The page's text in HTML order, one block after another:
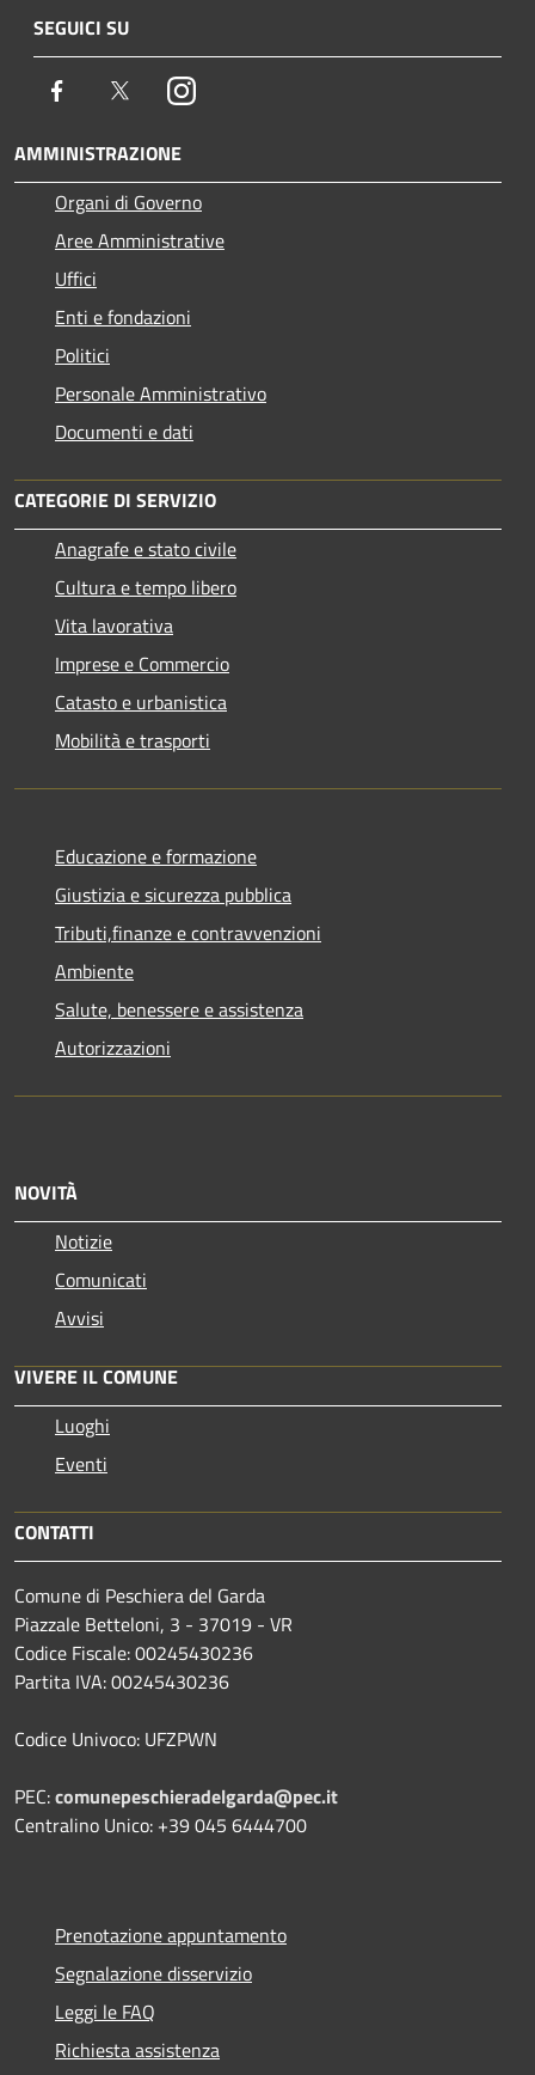
SEGUICI SU
Facebook TwitterInstagram
AMMINISTRAZIONE
Organi di Governo
Aree Amministrative
Uffici
Enti e fondazioni
Politici
Personale Amministrativo
Documenti e dati
CATEGORIE DI SERVIZIO
Anagrafe e stato civile
Cultura e tempo libero
Vita lavorativa
Imprese e Commercio
Catasto e urbanistica
Mobilità e trasporti
Educazione e formazione
Giustizia e sicurezza pubblica
Tributi,finanze e contravvenzioni
Ambiente
Salute, benessere e assistenza
Autorizzazioni
NOVITÀ
Notizie
Comunicati
Avvisi
VIVERE IL COMUNE
Luoghi
Eventi
CONTATTI
Comune di Peschiera del Garda
Piazzale Betteloni, 3 - 37019 - VR
Codice Fiscale: 00245430236
Partita IVA: 00245430236
Codice Univoco: UFZPWN
PEC:comunepeschieradelgarda@pec.it
Centralino Unico: +39 045 6444700
Prenotazione appuntamento
Segnalazione disservizio
Leggi le FAQ
Richiesta assistenza